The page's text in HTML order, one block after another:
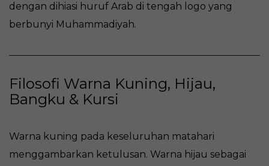
dengan dihiasi huruf Arab di tengah logo yang
berbunyi Muhammadiyah.
Filosofi Warna Kuning, Hijau,
Bangku & Kursi
Warna kuning pada keseluruhan matahari
menggambarkan ketulusan. Warna hijau sebagai